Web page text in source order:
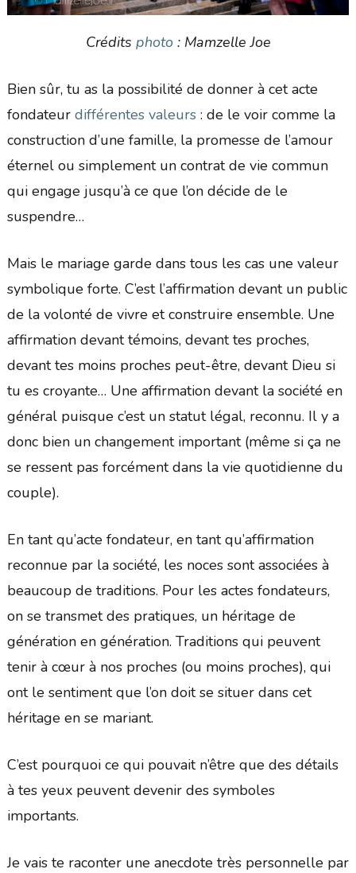
Crédits photo: Mamzelle Joe
Bien sûr, tu as la possibilité de donner à cet acte
fondateur différentes valeurs: de le voir comme la
construction d’une famille, la promesse de l’amour
éternel ou simplement un contrat de vie commun
qui engage jusqu’à ce que l’on décide de le
suspendre…
Mais le mariage garde dans tous les cas une valeur
symbolique forte. C’est l’affirmation devant un public
de la volonté de vivre et construire ensemble. Une
affirmation devant témoins, devant tes proches,
devant tes moins proches peut-être, devant Dieu si
tu es croyante… Une affirmation devant la société en
général puisque c’est un statut légal, reconnu. Il y a
donc bien un changement important (même si ça ne
se ressent pas forcément dans la vie quotidienne du
couple).
En tant qu’acte fondateur, en tant qu’affirmation
reconnue par la société, les noces sont associées à
beaucoup de traditions. Pour les actes fondateurs,
on se transmet des pratiques, un héritage de
génération en génération. Traditions qui peuvent
tenir à cœur à nos proches (ou moins proches), qui
ont le sentiment que l’on doit se situer dans cet
héritage en se mariant.
C’est pourquoi ce qui pouvait n’être que des détails
à tes yeux peuvent devenir des symboles
importants.
Je vais te raconter une anecdote très personnelle par